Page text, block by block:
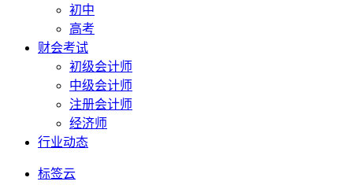
初中
高考
财会考试
初级会计师
中级会计师
注册会计师
经济师
行业动态
标签云